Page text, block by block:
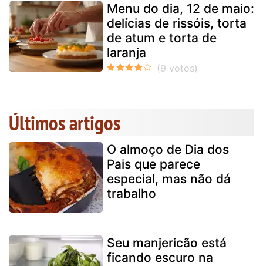
Menu do dia, 12 de maio:
delícias de rissóis, torta
de atum e torta de
laranja
Últimos artigos
O almoço de Dia dos
Pais que parece
especial, mas não dá
trabalho
Seu manjericão está
ficando escuro na